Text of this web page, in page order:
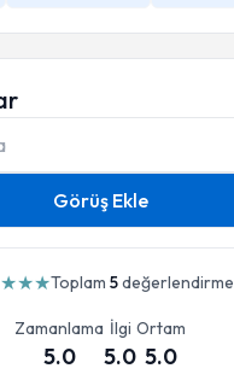
Görüş Ekle
★★★Toplam 5değerlendirme
Zamanlama
5.0
İlgi
5.0
Ortam
5.0